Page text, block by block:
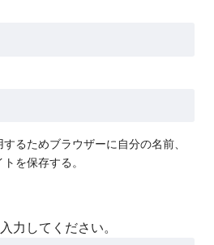
るためブラウザーに自分の名前、
を保存する。
力してください。